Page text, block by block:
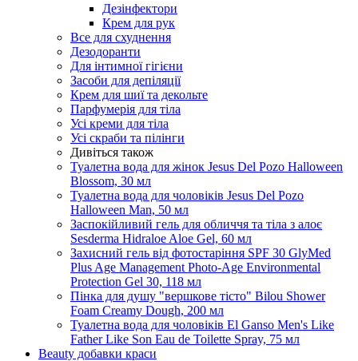
Дезінфектори
Крем для рук
Все для схуднення
Дезодоранти
Для інтимної гігієни
Засоби для депіляції
Крем для шиї та декольте
Парфумерія для тіла
Усі креми для тіла
Усі скраби та пілінги
Дивіться також
Туалетна вода для жінок Jesus Del Pozo Halloween
Blossom, 30 мл
Туалетна вода для чоловіків Jesus Del Pozo
Halloween Man, 50 мл
Заспокійливий гель для обличчя та тіла з алоє
Sesderma Hidraloe Aloe Gel, 60 мл
Захисний гель від фотостаріння SPF 30 GlyMed
Plus Age Management Photo-Age Environmental
Protection Gel 30, 118 мл
Пінка для душу "вершкове тісто" Bilou Shower
Foam Creamy Dough, 200 мл
Туалетна вода для чоловіків El Ganso Men's Like
Father Like Son Eau de Toilette Spray, 75 мл
Beauty добавки краси